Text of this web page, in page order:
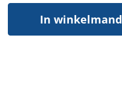
In winkelmand